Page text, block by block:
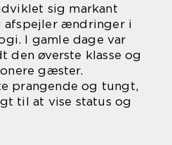
sig markant
afspejler ændringer i
I gamle dage var
den øverste klasse og
gæster.
prangende og tungt,
til at vise status og